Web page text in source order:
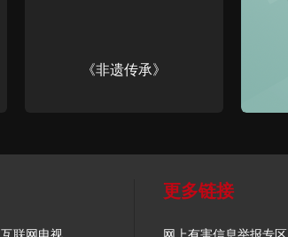
《非遗传承》
更多链接